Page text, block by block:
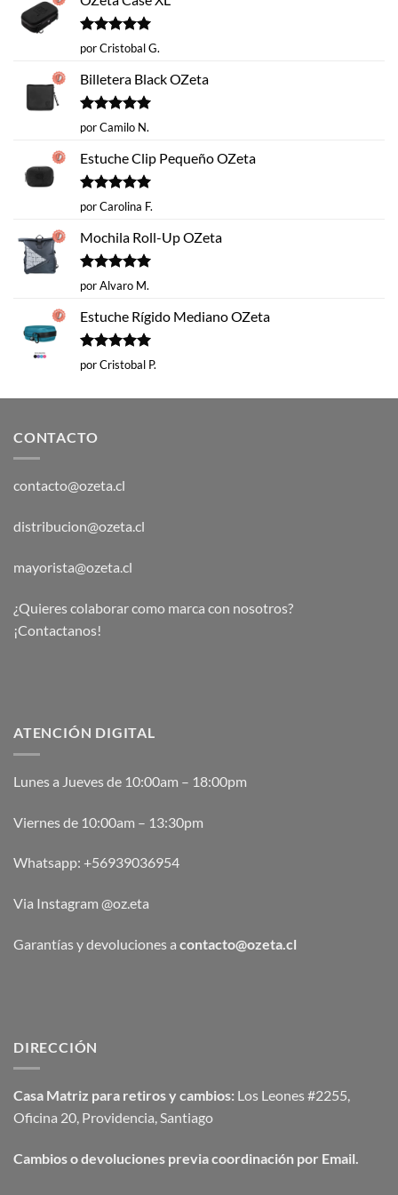
Valorado
con
por Cristobal G.
Billetera Black OZeta
Valorado
con
por Camilo N.
Estuche Clip Pequeño OZeta
Valorado
con
por Carolina F.
Mochila Roll-Up OZeta
Valorado
con
por Alvaro M.
Estuche Rígido Mediano OZeta
Valorado
con
por Cristobal P.
CONTACTO
contacto@ozeta.cl
distribucion@ozeta.cl
mayorista@ozeta.cl
¿Quieres colaborar como marca con nosotros?
¡Contactanos!
ATENCIÓN DIGITAL
Lunes a Jueves de 10:00am – 18:00pm
Viernes de 10:00am – 13:30pm
Whatsapp: +56939036954
Via Instagram @oz.eta
Garantías y devoluciones a contacto@ozeta.cl
DIRECCIÓN
Casa Matriz para retiros y cambios: Los Leones #2255,
Oficina 20, Providencia, Santiago
Cambios o devoluciones previa coordinación por Email.